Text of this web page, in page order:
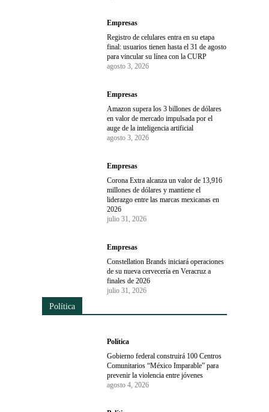
Empresas
Registro de celulares entra en su etapa
final: usuarios tienen hasta el 31 de agosto
para vincular su línea con la CURP
agosto 3, 2026
Empresas
Amazon supera los 3 billones de dólares
en valor de mercado impulsada por el
auge de la inteligencia artificial
agosto 3, 2026
Empresas
Corona Extra alcanza un valor de 13,916
millones de dólares y mantiene el
liderazgo entre las marcas mexicanas en
2026
julio 31, 2026
Empresas
Constellation Brands iniciará operaciones
de su nueva cervecería en Veracruz a
finales de 2026
julio 31, 2026
Política
Política
Gobierno federal construirá 100 Centros
Comunitarios “México Imparable” para
prevenir la violencia entre jóvenes
agosto 4, 2026